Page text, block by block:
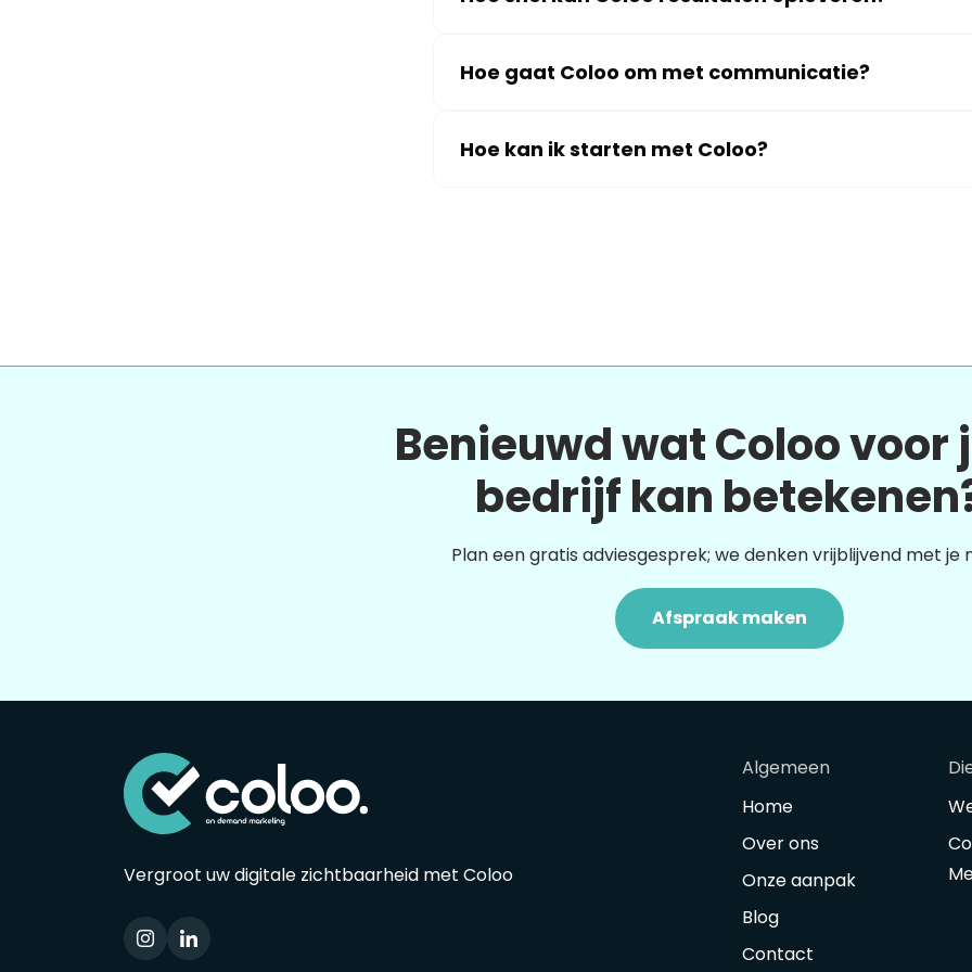
Hoe gaat Coloo om met communicatie?
Hoe kan ik starten met Coloo?
Benieuwd wat Coloo voor
bedrijf kan
Plan een gratis adviesgesprek; we denken vrijblijvend met je
Afspraak maken
Vergroot uw digitale zichtbaarheid met Coloo
Algemeen
Home
Over ons
Onze aanpak
Blog
Contact